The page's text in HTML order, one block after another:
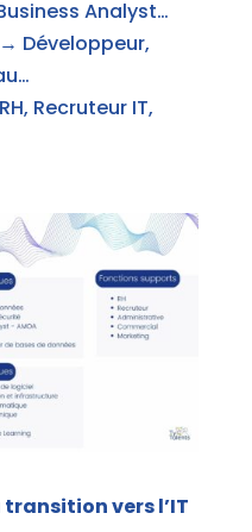
Analyst…
Développeur,
Recruteur IT,
transition vers l’IT